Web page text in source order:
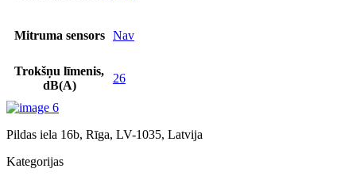
Mitruma sensors Nav
Trokšņu līmenis,
dB(A)
26
Pildas iela 16b, Rīga, LV-1035, Latvija
Kategorijas